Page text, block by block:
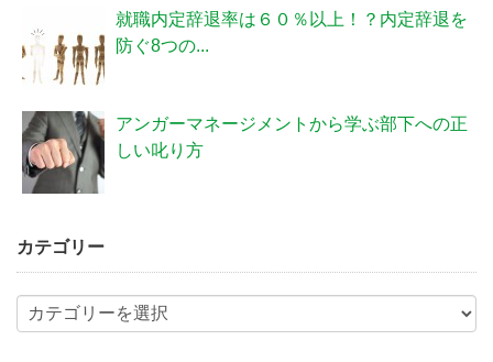
就職内定辞退率は６０％以上！？内定辞退を
防ぐ8つの...
アンガーマネージメントから学ぶ部下への正
しい叱り方
カテゴリー